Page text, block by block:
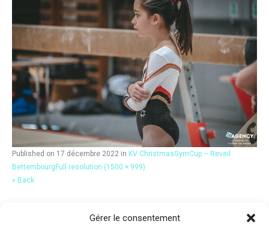
Gérer le consentement
Published on 17 décembre 2022 in KV ChristmasGymCup – Reveil
Bettembourg Full resolution (1500 × 999)
« Back